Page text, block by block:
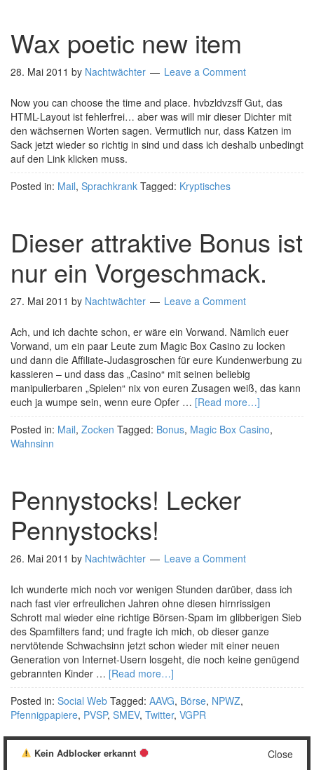
Wax poetic new item
28. Mai 2011 by Nachtwächter Leave a Comment
Now you can choose the time and place. hvbzldvzsff Gut, das
HTML-Layout ist fehlerfrei… aber was will mir dieser Dichter mit
den wächsernen Worten sagen. Vermutlich nur, dass Katzen im
Sack jetzt wieder so richtig in sind und dass ich deshalb unbedingt
auf den Link klicken muss.
Posted in: Mail, Sprachkrank Tagged: Kryptisches
Dieser attraktive Bonus ist
nur ein Vorgeschmack.
27. Mai 2011 by Nachtwächter Leave a Comment
Ach, und ich dachte schon, er wäre ein Vorwand. Nämlich euer
Vorwand, um ein paar Leute zum Magic Box Casino zu locken
und dann die Affiliate-Judasgroschen für eure Kundenwerbung zu
kassieren – und dass das „Casino“ mit seinen beliebig
manipulierbaren „Spielen“ nix von euren Zusagen weiß, das kann
euch ja wumpe sein, wenn eure Opfer … [Read more…]
Posted in: Mail, Zocken Tagged: Bonus, Magic Box Casino,
Wahnsinn
Pennystocks! Lecker
Pennystocks!
26. Mai 2011 by Nachtwächter Leave a Comment
Ich wunderte mich noch vor wenigen Stunden darüber, dass ich
nach fast vier erfreulichen Jahren ohne diesen hirnrissigen
Schrott mal wieder eine richtige Börsen-Spam im glibberigen Sieb
des Spamfilters fand; und fragte ich mich, ob dieser ganze
nervtötende Schwachsinn jetzt schon wieder mit einer neuen
Generation von Internet-Usern losgeht, die noch keine genügend
gebrannten Kinder … [Read more…]
Posted in: Social Web Tagged: AAVG, Börse, NPWZ,
Pfennigpapiere, PVSP, SMEV, Twitter, VGPR
Close
Kein Adblocker erkannt